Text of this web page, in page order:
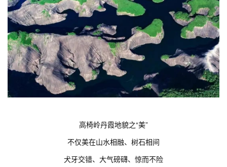
高椅岭丹霞地貌之“美”
不仅美在山水相融、树石相间
犬牙交错、大气磅礴、惊而不险